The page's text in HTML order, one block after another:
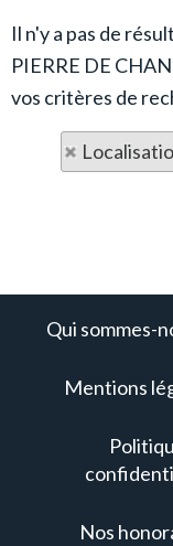
Il n'y a pas de
PIERRE DE
vos critères de
Qui sommes-
Mentions
Nos